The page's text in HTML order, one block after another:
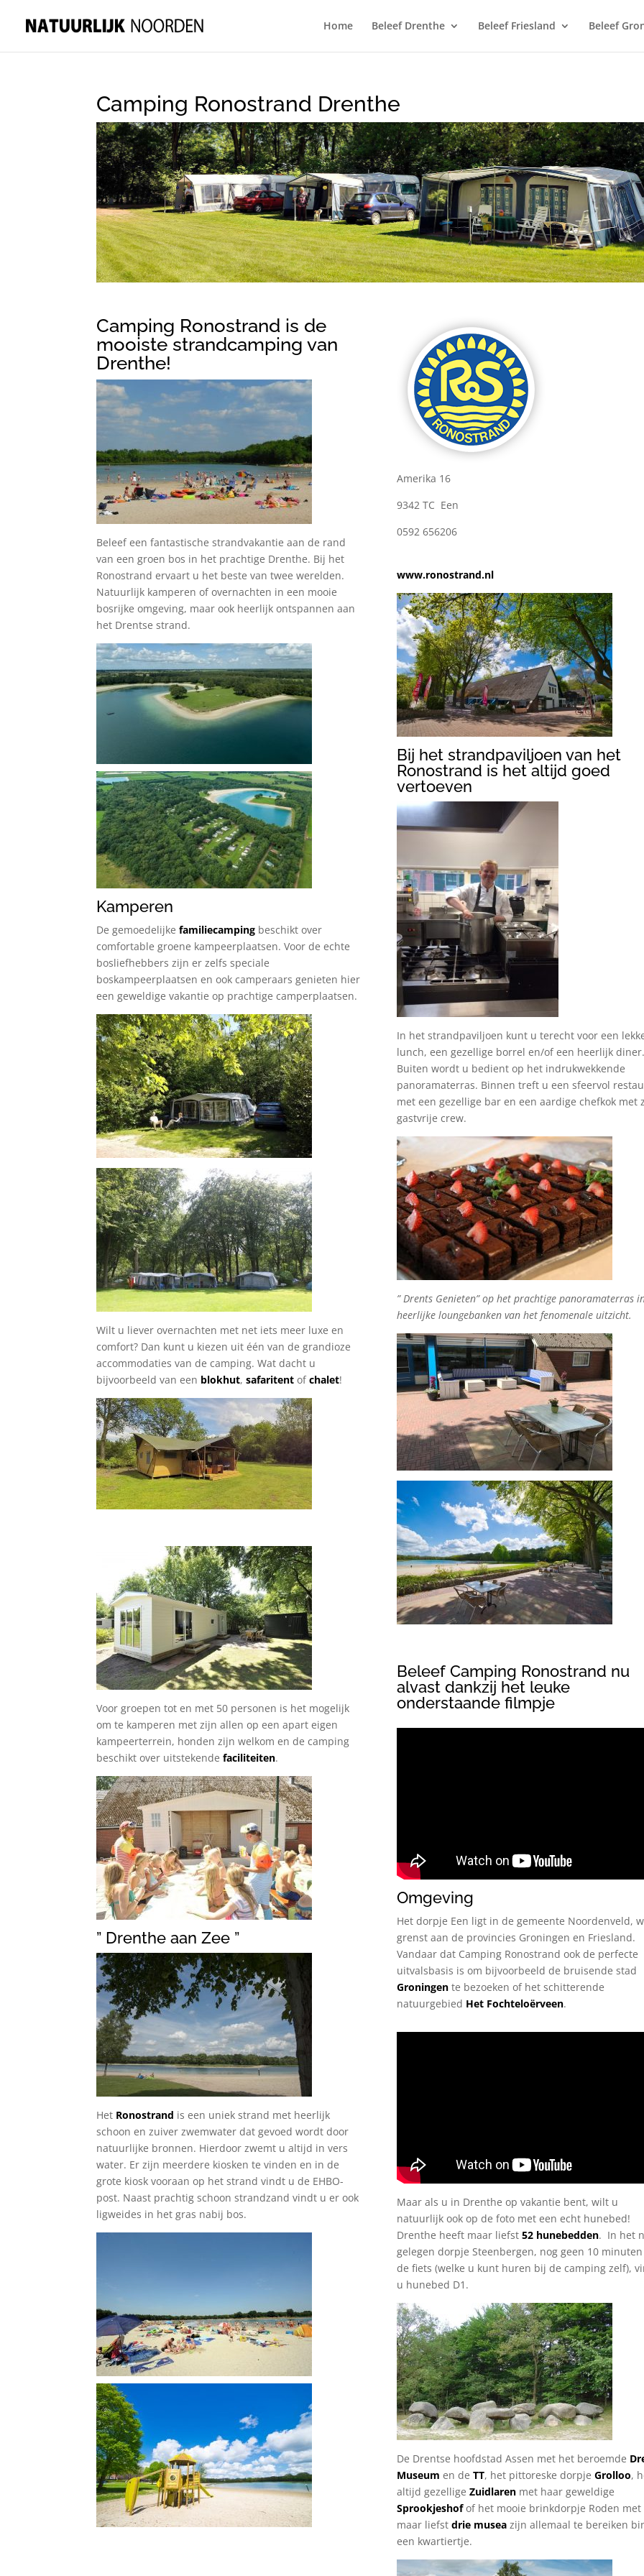
Home Beleef Drenthe Beleef Friesland Beleef
Camping Ronostrand Drenthe
Camping Ronostrand is de
mooiste strandcamping van
Drenthe!
Beleef een fantastische strandvakantie aan de rand
van een groen bos in het prachtige Drenthe. Bij het
Ronostrand ervaart u het beste van twee werelden.
Natuurlijk kamperen of overnachten in een mooie
bosrijke omgeving, maar ook heerlijk ontspannen aan
het Drentse strand.
Kamperen
De gemoedelijkefamiliecamping beschikt over
comfortable groene kampeerplaatsen. Voor de echte
bosliefhebbers zijn er zelfs speciale
boskampeerplaatsen en ook camperaars genieten hier
een geweldige vakantie op prachtige camperplaatsen.
Wilt u liever overnachten met net iets meer luxe en
comfort? Dan kunt u kiezen uit één van de grandioze
accommodaties van de camping. Wat dacht u
bijvoorbeeld van een blokhut,safaritent of chalet!
Voor groepen tot en met 50 personen is het mogelijk
om te kamperen met zijn allen op een apart eigen
kampeerterrein, honden zijn welkom en de camping
beschikt over uitstekendefaciliteiten.
” Drenthe aan Zee ”
Het Ronostrand is een uniek strand met heerlijk
schoon en zuiver zwemwater dat gevoed wordt door
natuurlijke bronnen. Hierdoor zwemt u altijd in vers
water. Er zijn meerdere kiosken te vinden en in de
grote kiosk vooraan op het strand vindt u de EHBO-
post. Naast prachtig schoon strandzand vindt u er ook
ligweides in het gras nabij bos.
Amerika 16
9342 TC Een
0592 656206
www.ronostrand.nl
Bij het strandpaviljoen van het
Ronostrand is het altijd goed
vertoeven
In het strandpaviljoen kunt u terecht voor een
lunch, een gezellige borrel en/of een heerlijk diner.
Buiten wordt u bedient op het indrukwekkende
panoramaterras. Binnen treft u een sfeervol
met een gezellige bar en een aardige chefkok met
gastvrije crew.
” Drents Genieten” op het prachtige panoramaterras
heerlijke loungebanken van het fenomenale uitzicht.
Beleef Camping Ronostrand nu
alvast dankzij het leuke
onderstaande filmpje
Omgeving
Het dorpje Een ligt in de gemeente Noordenveld,
grenst aan de provincies Groningen en Friesland.
Vandaar dat Camping Ronostrand ook de perfecte
uitvalsbasis is om bijvoorbeeld de bruisende stad
Groningen te bezoeken of het schitterende
natuurgebied Het Fochteloërveen.
Maar als u in Drenthe op vakantie bent, wilt u
natuurlijk ook op de foto met een echt hunebed!
Drenthe heeft maar liefst 52 hunebedden. In het
gelegen dorpje Steenbergen, nog geen 10
de fiets (welke u kunt huren bij de camping zelf),
u hunebed D1.
De Drentse hoofdstad Assen met het beroemde
Museum en de TT, het pittoreske dorpje Grolloo,
altijd gezellige Zuidlarenmet haar geweldige
Sprookjeshofof het mooie brinkdorpje Roden met
maar liefstdrie musea zijn allemaal te bereiken
een kwartiertje.